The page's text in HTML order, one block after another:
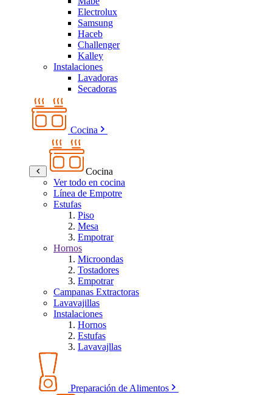
Electrolux
Samsung
Haceb
Challenger
Kalley
Instalaciones
Lavadoras
Secadoras
Cocina
Cocina
Ver todo en cocina
Línea de Empotre
Estufas
Piso
Mesa
Empotrar
Hornos
Microondas
Tostadores
Empotrar
Campanas Extractoras
Lavavajillas
Instalaciones
Hornos
Estufas
Lavavajllas
Preparación de Alimentos